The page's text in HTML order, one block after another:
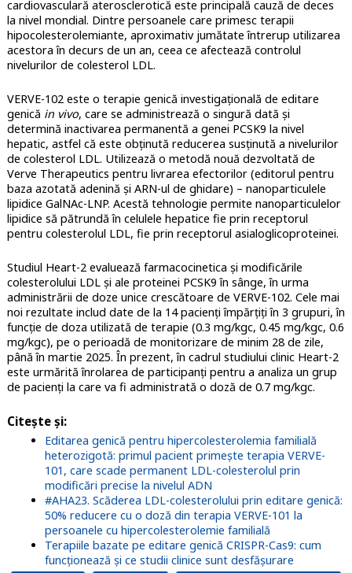
cardiovasculară aterosclerotică este principală cauză de deces
la nivel mondial. Dintre persoanele care primesc terapii
hipocolesterolemiante, aproximativ jumătate întrerup utilizarea
acestora în decurs de un an, ceea ce afectează controlul
nivelurilor de colesterol LDL.
VERVE-102 este o terapie genică investigațională de editare
genică in vivo, care se administrează o singură dată și
determină inactivarea permanentă a genei PCSK9 la nivel
hepatic, astfel că este obținută reducerea susținută a nivelurilor
de colesterol LDL. Utilizează o metodă nouă dezvoltată de
Verve Therapeutics pentru livrarea efectorilor (editorul pentru
baza azotată adenină și ARN-ul de ghidare) – nanoparticulele
lipidice GalNAc-LNP. Acestă tehnologie permite nanoparticulelor
lipidice să pătrundă în celulele hepatice fie prin receptorul
pentru colesterolul LDL, fie prin receptorul asialoglicoproteinei.
Studiul Heart-2 evaluează farmacocinetica și modificările
colesterolului LDL și ale proteinei PCSK9 în sânge, în urma
administrării de doze unice crescătoare de VERVE-102. Cele mai
noi rezultate includ date de la 14 pacienți împărțiți în 3 grupuri, în
funcție de doza utilizată de terapie (0.3 mg/kgc, 0.45 mg/kgc, 0.6
mg/kgc), pe o perioadă de monitorizare de minim 28 de zile,
până în martie 2025. În prezent, în cadrul studiului clinic Heart-2
este urmărită înrolarea de participanți pentru a analiza un grup
de pacienți la care va fi administrată o doză de 0.7 mg/kgc.
Citeşte şi:
Editarea genică pentru hipercolesterolemia familială
heterozigotă: primul pacient primește terapia VERVE-
101, care scade permanent LDL-colesterolul prin
modificări precise la nivelul ADN
#AHA23. Scăderea LDL-colesterolului prin editare genică:
50% reducere cu o doză din terapia VERVE-101 la
persoanele cu hipercolesterolemie familială
Terapiile bazate pe editare genică CRISPR-Cas9: cum
funcționează și ce studii clinice sunt desfășurare